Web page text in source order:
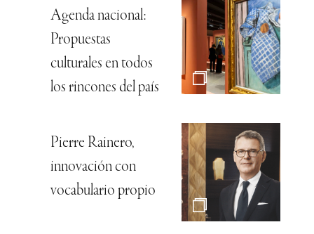
Agenda nacional:
Propuestas
culturales en todos
los rincones del país
Pierre Rainero,
innovación con
vocabulario propio